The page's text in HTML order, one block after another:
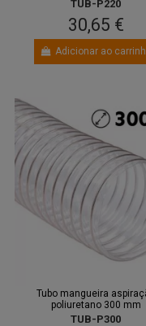
TUB-P220
30,65 €
Adicionar ao
Tubo mangueira
poliuretano 300 mm
TUB-P300